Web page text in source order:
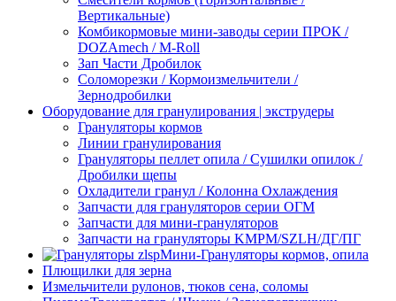
Вертикальные)
Комбикормовые мини-заводы серии ПРОК /
DOZAmech / M-Roll
Зап Части Дробилок
Соломорезки / Кормоизмельчители /
Зернодробилки
Оборудование для гранулирования | экструдеры
Грануляторы кормов
Линии гранулирования
Грануляторы пеллет опила / Сушилки опилок /
Дробилки щепы
Охладители гранул / Колонна Охлаждения
Запчасти для грануляторов серии ОГМ
Запчасти для мини-грануляторов
Запчасти на грануляторы KMPM/SZLH/ДГ/ПГ
Мини-Грануляторы кормов, опила
Плющилки для зерна
Измельчители рулонов, тюков сена, соломы